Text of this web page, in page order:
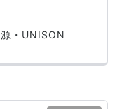
・UNISON